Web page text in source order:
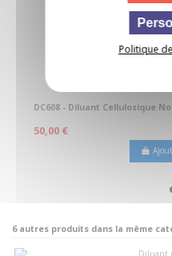
DC608 - Diluant Cellulosique
50,00 €
6 autres produits dans la même
Politique